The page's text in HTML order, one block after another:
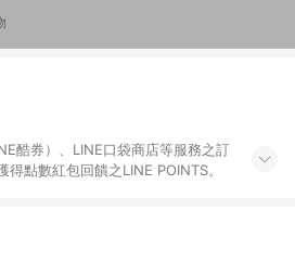
酷券）、LINE口袋商店等服務之訂
點數紅包回饋之LINE POINTS。